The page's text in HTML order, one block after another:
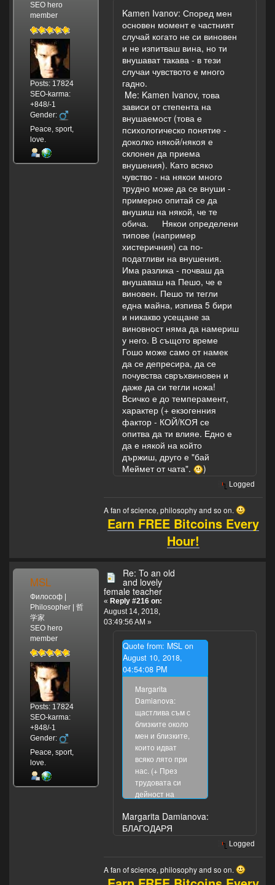
SEO hero
member
Posts: 17824
SEO-karma:
+848/-1
Gender:
Peace, sport,
love.
Kamen Ivanov: Според мен
основен момент е частният
случай когато не си виновен
и не изпитваш вина, но ти
внушават такава - в тези
случаи чувството е много
гадно.
Me: Kamen Ivanov, това
зависи от степента на
внушаемост (това е
психологическо понятие -
доколко някой/някоя е
склонен да приема
внушения). Като всяко
чувство - на някои много
трудно може да се внуши -
примерно опитай се да
внушиш на някой, че те
обича. Някои определени
типове (например
хистеричния) са по-
податливи на внушения.
Има разлика - почваш да
внушаваш на Пешо, че е
виновен. Пешо ти тегли
една майна, изпива 5 бири
и никакво усещане за
виновност няма да намериш
у него. В същото време
Гошо може само от намек
да се депресира, да се
почувства свръхвиновен и
даже да си тегли ножа!
Всичко е до темперамент,
характер (+ екзогенния
фактор - КОЙ/КОЯ се
опитва да ти влияе. Едно е
да е някой на който
държиш, друго е "бай
Меймет от чата".
)
Logged
A fan of science, philosophy and so on.
Earn FREE Bitcoins Every
Hour!
MSL
Философ |
Philosopher | 哲
学家
SEO hero
member
Posts: 17824
SEO-karma:
+848/-1
Gender:
Peace, sport,
love.
Re: To an old
and lovely
female teacher
« Reply #216 on:
August 14, 2018,
03:49:56 AM »
Quote from: MSL on
August 10, 2018,
04:54:08 PM
Margarita
Damianova:
щастлива съм с
близките около
мен и близките,
които идват
всяко лято при
нас. (+ През
трудовата си
дейност на
разнообразие от
талантливи
на които доста
Margarita Damianova:
БЛАГОДАРЯ
Logged
A fan of science, philosophy and so on.